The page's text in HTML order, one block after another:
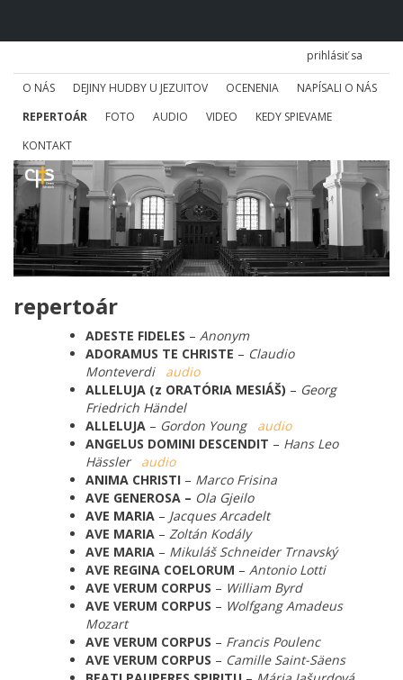
prihlásiť sa
O NÁS DEJINY HUDBY U JEZUITOV OCENENIA
NAPÍSALI O NÁS
REPERTOÁR
FOTO AUDIO VIDEO
KEDY SPIEVAME
KONTAKT
repertoár
ADESTE FIDELES – Anonym
ADORAMUS TE CHRISTE – Claudio
Monteverdi audio
ALLELUJA (z ORATÓRIA MESIÁŠ) – Georg
Friedrich Händel
ALLELUJA – Gordon Young audio
ANGELUS DOMINI DESCENDIT – Hans Leo
Hässler audio
ANIMA CHRISTI – Marco Frisina
AVE GENEROSA – Ola Gjeilo
AVE MARIA – Jacques Arcadelt
AVE MARIA – Zoltán Kodály
AVE MARIA – Mikuláš Schneider Trnavský
AVE REGINA COELORUM – Antonio Lotti
AVE VERUM CORPUS – William Byrd
AVE VERUM CORPUS – Wolfgang Amadeus
Mozart
AVE VERUM CORPUS – Francis Poulenc
AVE VERUM CORPUS – Camille Saint-Säens